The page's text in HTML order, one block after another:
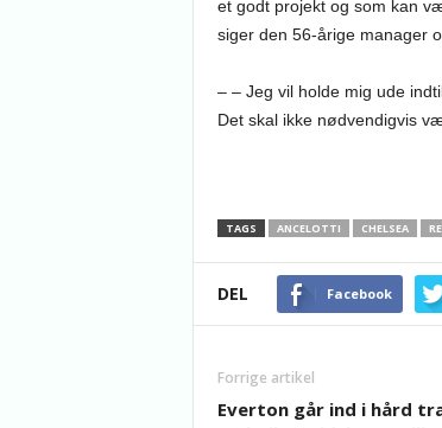
et godt projekt og som kan
siger den 56-årige manager
– – Jeg vil holde mig ude
Det skal ikke nødvendigvis
TAGS ANCELOTTI CHELSEA
DEL Facebook
Forrige artikel
Everton går ind i hård